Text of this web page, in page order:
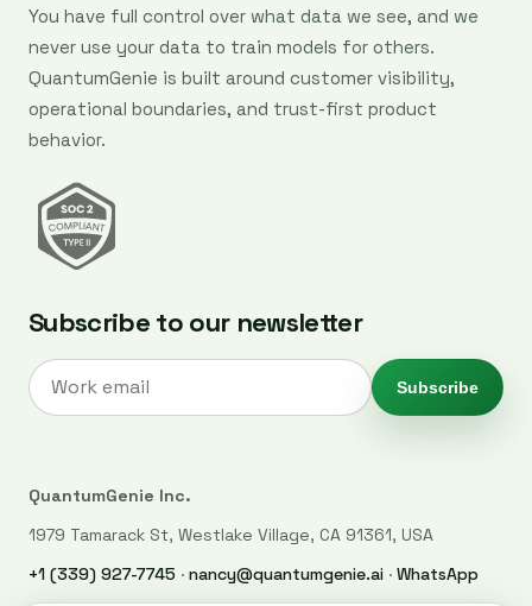
You have full control over what data we see, and we
never use your data to train models for others.
QuantumGenie is built around customer visibility,
operational boundaries, and trust-first product
behavior.
Subscribe to our newsletter
Subscribe
QuantumGenie Inc.
1979 Tamarack St, Westlake Village, CA 91361, USA
+1 (339) 927-7745 · nancy@quantumgenie.ai · WhatsApp